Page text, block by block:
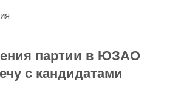
партии в ЮЗАО
с кандидатами